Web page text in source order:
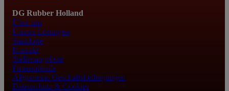
DG Rubber Holland
Über uns
Unsere Lösungen
Standorte
Kontakt
Stellenangebote
Firmendetails
Allgemeine Geschäftsbedingungen
Datenschutz & Cookies